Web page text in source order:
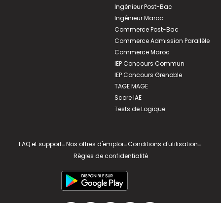
Ingénieur Post-Bac
Ingénieur Maroc
Commerce Post-Bac
Commerce Admission Parallèle
Commerce Maroc
IEP Concours Commun
IEP Concours Grenoble
TAGE MAGE
Score IAE
Tests de Logique
FAQ et support-Nos offres d'emploi-Conditions d'utilisation-
Règles de confidentialité